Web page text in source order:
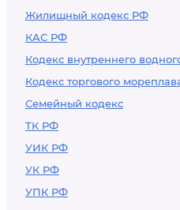
Жилищный кодекс РФ
КАС РФ
Кодекс внутреннего
Кодекс торгового
Семейный кодекс
ТК РФ
УИК РФ
УК РФ
УПК РФ